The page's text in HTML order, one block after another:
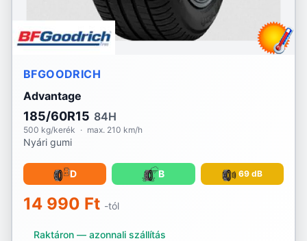
BFGOODRICH
Advantage
185/60R15 84H
500 kg/kerék · max. 210 km/h
Nyári gumi
D B 69 dB
14 990 Ft -tól
Raktáron — azonnali szállítás